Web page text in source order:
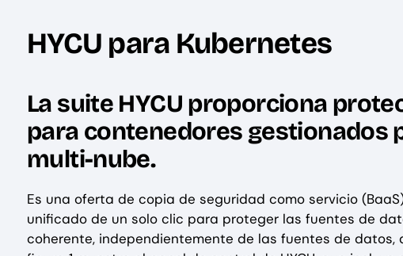
HYCU para Kubernetes
La suite HYCU proporciona
para contenedores gestionados
multi-nube.
Es una oferta de copia de seguridad como servicio
unificado de un solo clic para proteger las fuentes de
coherente, independientemente de las fuentes de